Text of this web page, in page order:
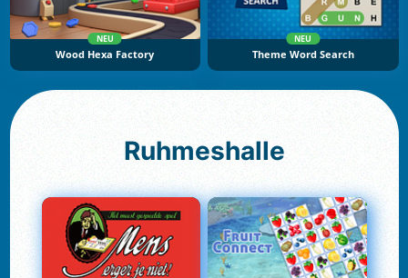
NEU
Wood Hexa Factory
NEU
Theme Word Search
Ruhmeshalle